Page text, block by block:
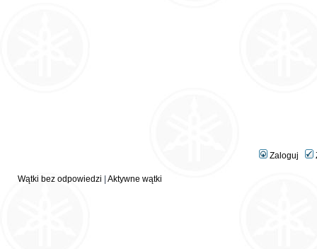
Zaloguj
Wątki bez odpowiedzi Aktywne wątki